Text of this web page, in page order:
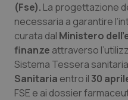
(Fse). La progettazione
necessaria a garantire
curata dal Ministero
finanze attraverso
Sistema Tessera
Sanitaria entro il 30
FSE e ai dossier